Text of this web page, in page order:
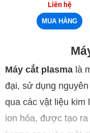
Liên hệ
Máy cắt plasma là
đại, sử dụng
qua các vật liệu kim
ion hóa, được tạo